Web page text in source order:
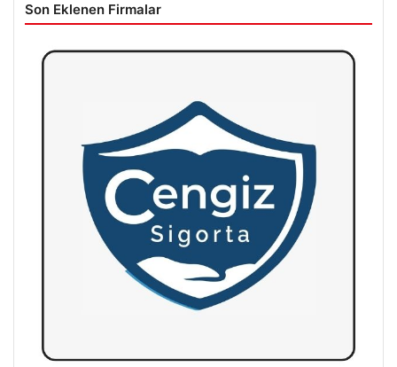
Son Eklenen Firmalar